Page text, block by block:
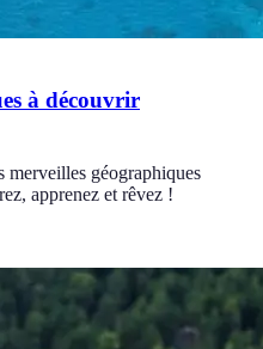
à découvrir
merveilles géographiques
apprenez et rêvez !